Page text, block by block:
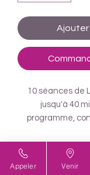
Ajouter
10 séances de
jusqu'à 40
programme,
Appeler
Venir